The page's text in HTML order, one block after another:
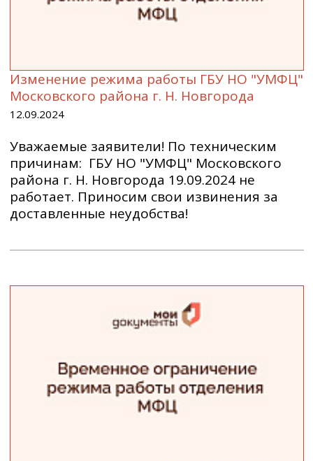
Изменение режима работы ГБУ НО "УМФЦ"
Московского района г. Н. Новгорода
12.09.2024
Уважаемые заявители! По техническим
причинам: ГБУ НО "УМФЦ" Московского
района г. Н. Новгорода 19.09.2024 не
работает. Приносим свои извинения за
доставленные неудобства!